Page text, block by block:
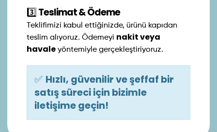
3️⃣ Teslimat & Ödeme
Teklifimizi kabul ettiğinizde, ürünü kapıdan
teslim alıyoruz. Ödemeyi nakit veya
havale yöntemiyle gerçekleştiriyoruz.
✅ Hızlı, güvenilir ve şeffaf bir
satış süreci için bizimle
iletişime geçin!